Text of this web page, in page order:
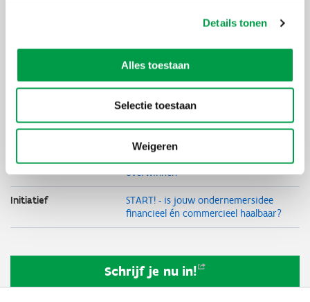
Details tonen
Alles toestaan
Selectie toestaan
Weigeren
Starter
Duurzaam
ondernemen
Circulair
ondernemen
Sociaal
ondernemen
Moeilijkheden
overwinnen
Initiatief
START! - is jouw ondernemersidee
financieel én commercieel haalbaar?
Schrijf je nu in!